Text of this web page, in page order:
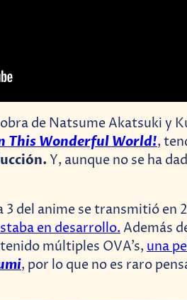
de Natsume Akatsuki y
This Wonderful World!,
Y, aunque no se ha
3 del anime se transmitió en
en desarrollo. Además
múltiples OVA’s, una
, por lo que no es raro